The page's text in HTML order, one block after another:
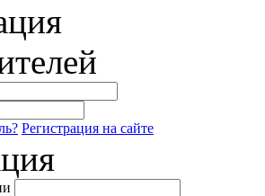
Регистрация на сайте